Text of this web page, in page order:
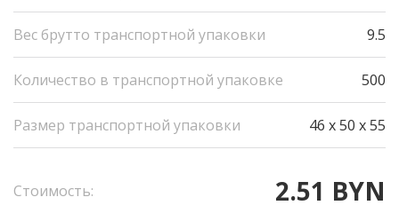
Вес брутто транспортной упаковки 9.5
Количество в транспортной упаковке 500
Размер транспортной упаковки 46 x 50 x 55
Стоимость: 2.51 BYN